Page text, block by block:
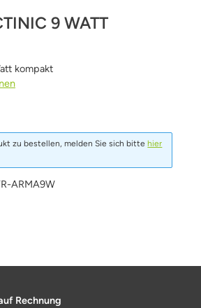
9 WATT
kompakt
zu bestellen, melden Sie sich bitte hier
ARMA9W
Rechnung